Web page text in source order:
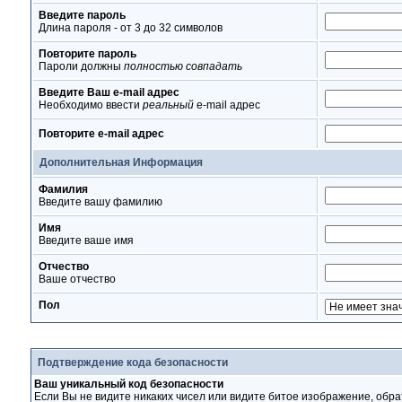
Введите пароль
Длина пароля - от 3 до 32 символов
Повторите пароль
Пароли должны полностью совпадать
Введите Ваш e-mail адрес
Необходимо ввести реальныйe-mail адрес
Повторите e-mail адрес
Дополнительная Информация
Фамилия
Введите вашу фамилию
Имя
Введите ваше имя
Отчество
Ваше отчество
Пол
Подтверждение кода безопасности
Ваш уникальный код безопасности
Если Вы не видите никаких чисел или видите битое изображение,